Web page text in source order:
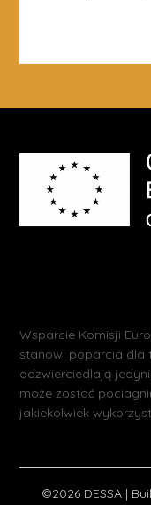
Wsparcie Komisji
stanowi poparcia dla
odzwierciedlają
może zostać
jakiekolwiek
©2026 DESSA |